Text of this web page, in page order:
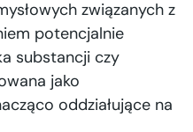
związanych z
potencjalnie
substancji czy
jako
oddziałujące na